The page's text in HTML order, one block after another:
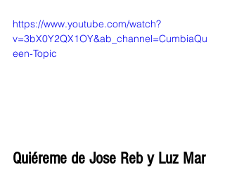
https://www.youtube.com/watch?
v=3bX0Y2QX1OY&ab_channel=CumbiaQu
een-Topic
Quiéreme de Jose Reb y Luz Mar